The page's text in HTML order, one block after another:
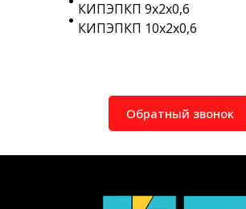
КИПЭПКП 9х2х0,6
КИПЭПКП 10х2х0,6
Обратный звонок